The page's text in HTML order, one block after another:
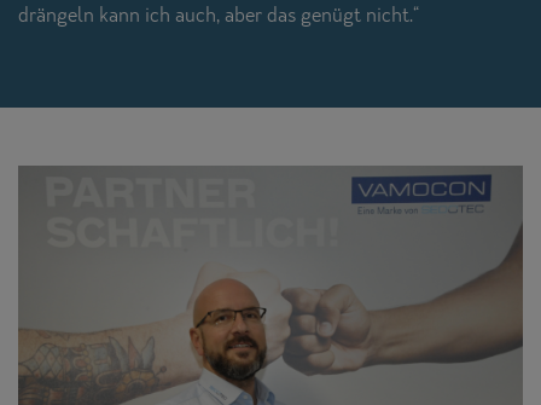
drängeln kann ich auch, aber das genügt nicht.“